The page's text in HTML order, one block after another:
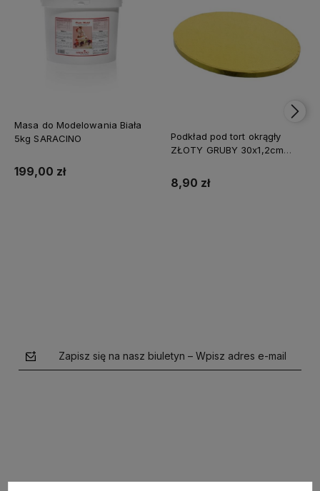
Masa do Modelowania Biała
5kg SARACINO
199,00 zł
Podkład pod tort okrągły
ZŁOTY GRUBY 30x1,2cm
8,90 zł
Zapisz się na nasz biuletyn – Wpisz adres e-mail